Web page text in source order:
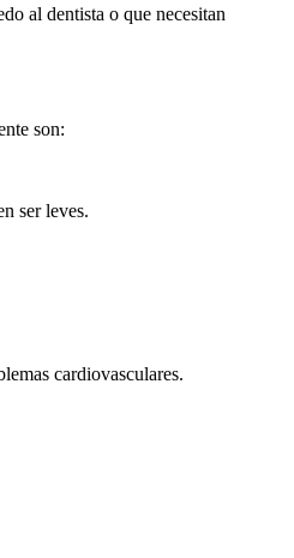
al dentista o que necesitan
son:
ser leves.
cardiovasculares.